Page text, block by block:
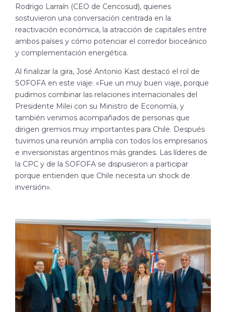
Rodrigo Larraín (CEO de Cencosud), quienes
sostuvieron una conversación centrada en la
reactivación económica, la atracción de capitales entre
ambos países y cómo potenciar el corredor bioceánico
y complementación energética.
Al finalizar la gira, José Antonio Kast destacó el rol de
SOFOFA en este viaje: «Fue un muy buen viaje, porque
pudimos combinar las relaciones internacionales del
Presidente Milei con su Ministro de Economía, y
también venimos acompañados de personas que
dirigen gremios muy importantes para Chile. Después
tuvimos una reunión amplia con todos los empresarios
e inversionistas argentinos más grandes. Las líderes de
la CPC y de la SOFOFA se dispusieron a participar
porque entienden que Chile necesita un shock de
inversión».